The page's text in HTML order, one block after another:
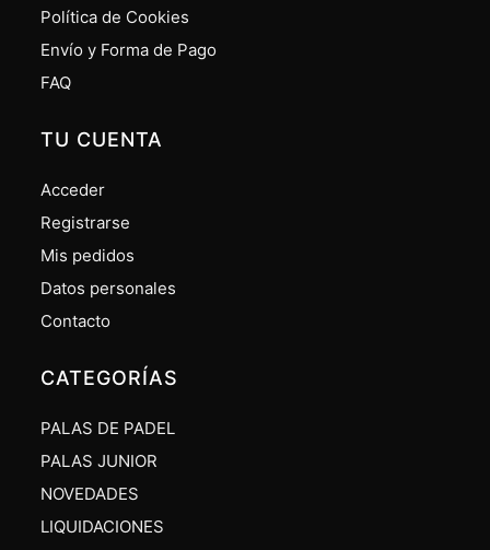
Política de Cookies
Envío y Forma de Pago
FAQ
TU CUENTA
Acceder
Registrarse
Mis pedidos
Datos personales
Contacto
CATEGORÍAS
PALAS DE PADEL
PALAS JUNIOR
NOVEDADES
LIQUIDACIONES